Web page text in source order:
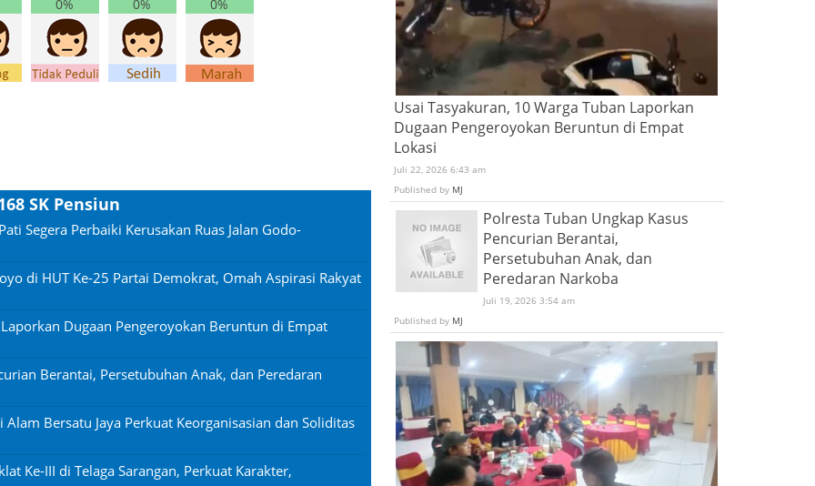
0% 0% 0%
SK Pensiun
Segera Perbaiki Kerusakan Ruas Jalan Godo-
di HUT Ke-25 Partai Demokrat, Omah Aspirasi Rakyat
Dugaan Pengeroyokan Beruntun di Empat
Berantai, Persetubuhan Anak, dan Peredaran
Bersatu Jaya Perkuat Keorganisasian dan Soliditas
Ke-III di Telaga Sarangan, Perkuat Karakter,
Usai Tasyakuran, 10 Warga Tuban Laporkan
Dugaan Pengeroyokan Beruntun di Empat
Lokasi
Juli 22, 2026 6:43 am
Published by MJ
Polresta Tuban Ungkap Kasus
Pencurian Berantai,
Persetubuhan Anak, dan
Peredaran Narkoba
Juli 19, 2026 3:54 am
Published by MJ